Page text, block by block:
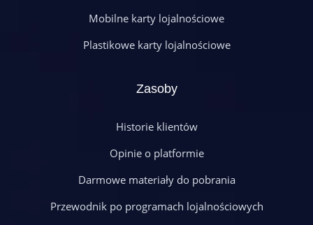
Mobilne karty lojalnościowe
Plastikowe karty lojalnościowe
Zasoby
Historie klientów
Opinie o platformie
Darmowe materiały do pobrania
Przewodnik po programach lojalnościowych